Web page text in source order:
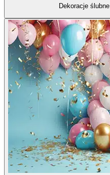
Dekoracje ślubne